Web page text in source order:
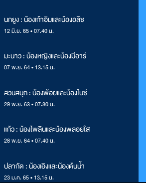
นกยูง : น้องเก้าอิมและน้องอลิซ
12 มิ.ย. 65 • 07.40 น.
มะนาว : น้องหญิงและน้องมีอาร์
07 พ.ย. 64 • 13.15 น.
สวนสนุก : น้องพ้อยและน้องไนซ์
29 พ.ย. 63 • 07.30 น.
แก้ว : น้องไพลินและน้องพลอยใส
28 พ.ย. 64 • 07.40 น.
ปลากัด : น้องเอิงและน้องต้นน้ำ
23 ม.ค. 65 • 13.15 น.